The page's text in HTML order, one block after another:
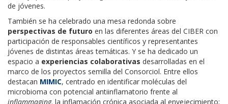
de jóvenes.
También se ha celebrado una mesa redonda sobre
perspectivas de futuro en las diferentes áreas del CIBER con
participación de responsables científicos y representantes
jóvenes de distintas áreas temáticas. Y se ha dedicado un
espacio a experiencias colaborativas desarrolladas en el
marco de los proyectos semilla del Consorciol. Entre ellos
destacan MIMIC, centrado en identificar moléculas del
microbioma con potencial antiinflamatorio frente al
inflammaging, la inflamación crónica asociada al envejecimiento;